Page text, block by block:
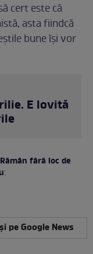
cert este că
asta fiindcă
bune își vor
E lovită
fără loc de
:
pe Google News